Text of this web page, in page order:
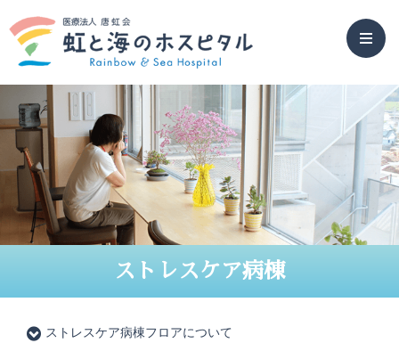
ストレスケア病棟
ストレスケア病棟フロアについて